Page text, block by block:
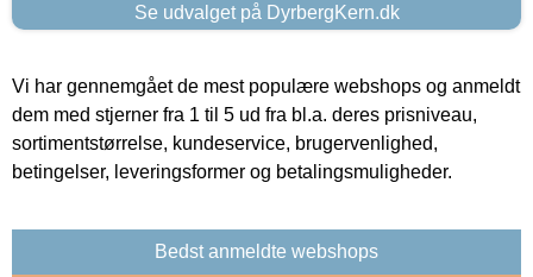
Se udvalget på DyrbergKern.dk
Vi har gennemgået de mest populære webshops og anmeldt
dem med stjerner fra 1 til 5 ud fra bl.a. deres prisniveau,
sortimentstørrelse, kundeservice, brugervenlighed,
betingelser, leveringsformer og betalingsmuligheder.
Bedst anmeldte webshops